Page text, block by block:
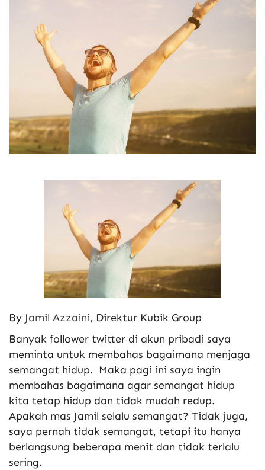
By Jamil Azzaini, Direktur Kubik Group
Banyak follower twitter di akun pribadi saya
meminta untuk membahas bagaimana menjaga
semangat hidup. Maka pagi ini saya ingin
membahas bagaimana agar semangat hidup
kita tetap hidup dan tidak mudah redup.
Apakah mas Jamil selalu semangat? Tidak juga,
saya pernah tidak semangat, tetapi itu hanya
berlangsung beberapa menit dan tidak terlalu
sering.